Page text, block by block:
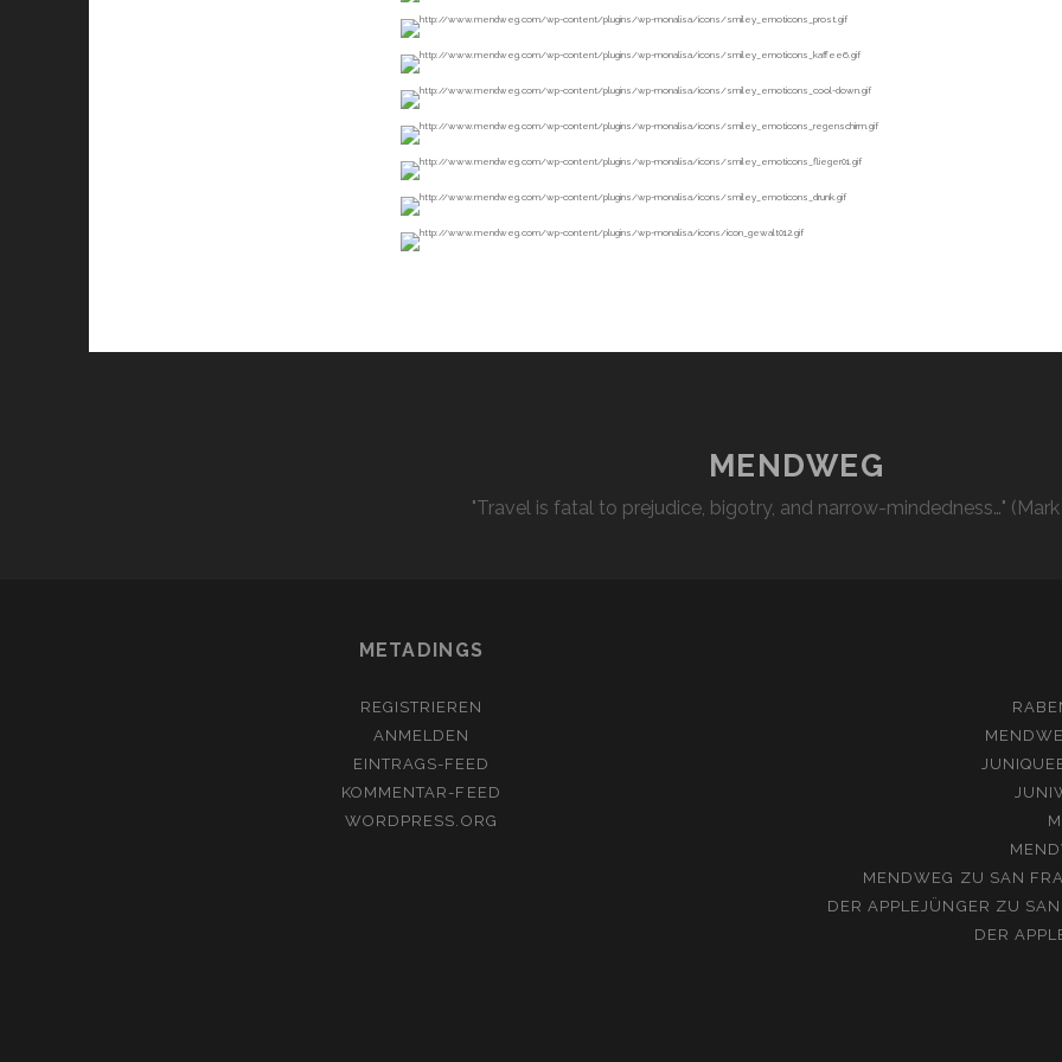
MENDWEG
"Travel is fatal to prejudice, bigotry, and narrow-mindedness…"
METADINGS
REGISTRIEREN
ANMELDEN
EINTRAGS-FEED
KOMMENTAR-FEED
WORDPRESS.ORG
MENDWEG ZU SAN
DER APPLEJÜNGER ZU
DER